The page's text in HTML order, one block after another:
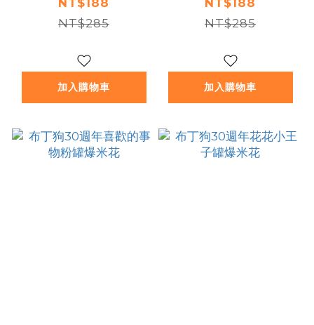
NT$285
加入購物車
NT$285
加入購物車